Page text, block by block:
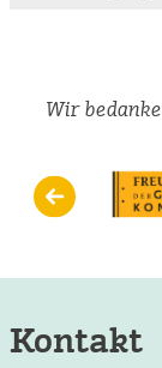
Wir
Kontakt